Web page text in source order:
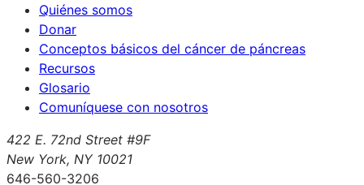
Quiénes somos
Donar
Conceptos básicos del cáncer de páncreas
Recursos
Glosario
Comuníquese con nosotros
422 E. 72nd Street #9F
New York, NY 10021
646-560-3206